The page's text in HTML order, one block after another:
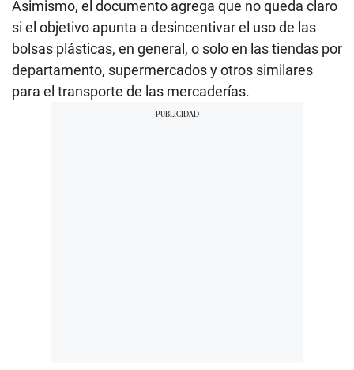
Asimismo, el documento agrega que no queda claro
si el objetivo apunta a desincentivar el uso de las
bolsas plásticas, en general, o solo en las tiendas por
departamento, supermercados y otros similares
para el transporte de las mercaderías.